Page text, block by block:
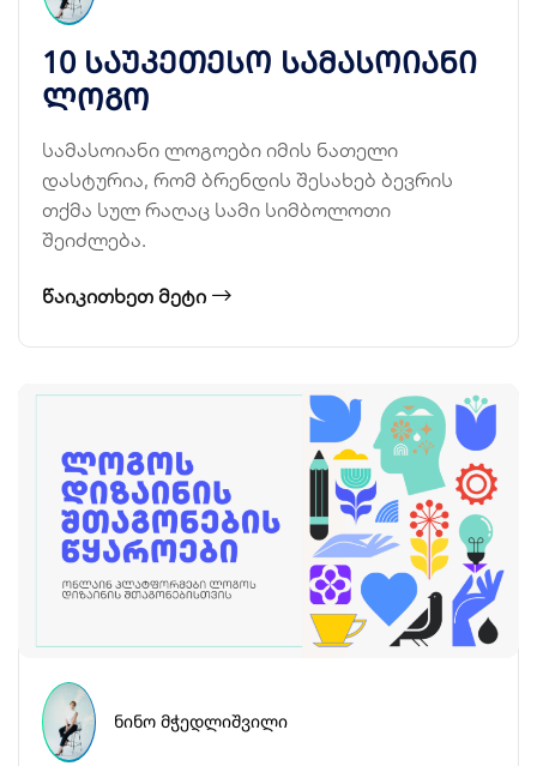
10 საუკეთესო სამასოიანი
ლოგო
სამასოიანი ლოგოები იმის ნათელი
დასტურია, რომ ბრენდის შესახებ ბევრის
თქმა სულ რაღაც სამი სიმბოლოთი
შეიძლება.
ᲬᲐᲘᲙᲘᲗᲮᲔᲗ ᲛᲔᲢᲘ
ᲜᲘᲜᲝ ᲛᲭᲔᲓᲚᲘᲨᲕᲘᲚᲘ